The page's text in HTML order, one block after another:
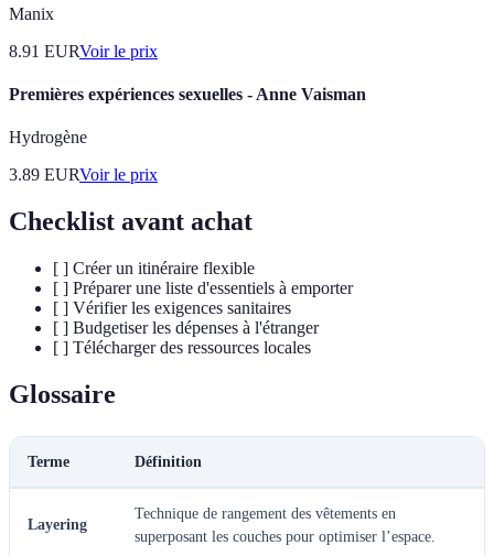
Manix
8.91 EURVoir le prix
Premières expériences sexuelles - Anne Vaisman
Hydrogène
3.89 EURVoir le prix
Checklist avant achat
[ ] Créer un itinéraire flexible
[ ] Préparer une liste d'essentiels à emporter
[ ] Vérifier les exigences sanitaires
[ ] Budgetiser les dépenses à l'étranger
[ ] Télécharger des ressources locales
Glossaire
Terme Définition
Layering
Technique de rangement des vêtements en
superposant les couches pour optimiser l’espace.